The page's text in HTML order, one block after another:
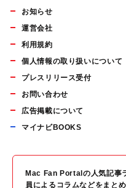
お知らせ
運営会社
利用規約
個人情報の取り扱いについて
プレスリリース受付
お問い合わせ
広告掲載について
マイナビBOOKS
Mac Fan Portalの人気記事
員によるコラムなどをまと